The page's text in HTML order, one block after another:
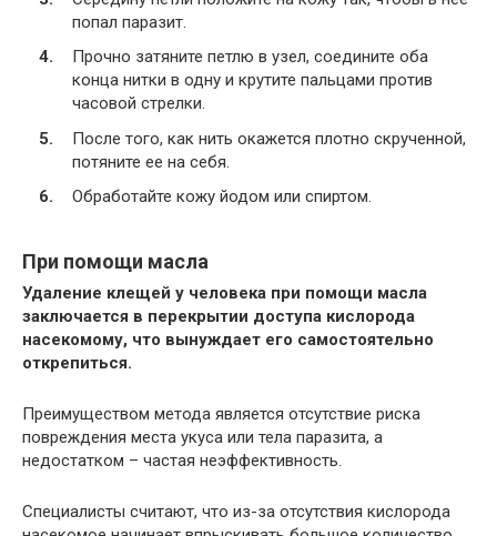
попал паразит.
Прочно затяните петлю в узел, соедините оба
конца нитки в одну и крутите пальцами против
часовой стрелки.
После того, как нить окажется плотно скрученной,
потяните ее на себя.
Обработайте кожу йодом или спиртом.
При помощи масла
Удаление клещей у человека при помощи масла
заключается в перекрытии доступа кислорода
насекомому, что вынуждает его самостоятельно
открепиться.
Преимуществом метода является отсутствие риска
повреждения места укуса или тела паразита, а
недостатком – частая неэффективность.
Специалисты считают, что из-за отсутствия кислорода